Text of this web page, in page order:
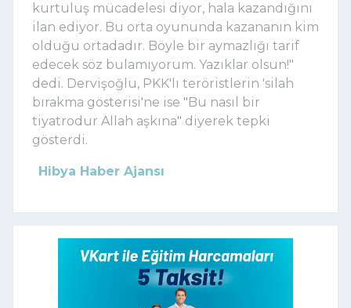
kurtuluş mücadelesi diyor, hala kazandığını
ilan ediyor. Bu orta oyununda kazananın kim
olduğu ortadadır. Böyle bir aymazlığı tarif
edecek söz bulamıyorum. Yazıklar olsun!"
dedi. Dervişoğlu, PKK'lı teröristlerin 'silah
bırakma gösterisi'ne ise "Bu nasıl bir
tiyatrodur Allah aşkına" diyerek tepki
gösterdi.
Hibya Haber Ajansı